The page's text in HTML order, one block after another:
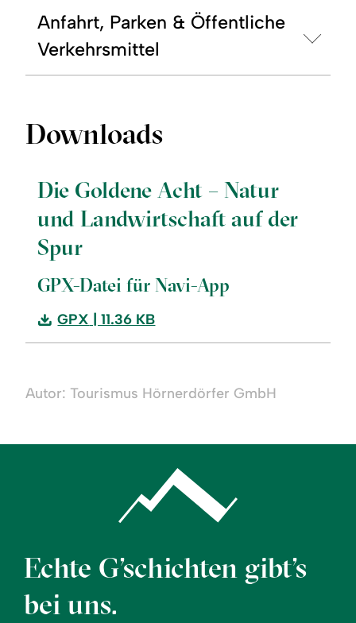
Anfahrt, Parken & Öffentliche
Verkehrsmittel
Downloads
Die Goldene Acht – Natur
und Landwirtschaft auf der
Spur
GPX-Datei für Navi-App
Download:
Die
Acht
und
GPX | 11.36 KB
Autor: Tourismus Hörnerdörfer GmbH
Echte G’schichten gibt’s
bei uns.